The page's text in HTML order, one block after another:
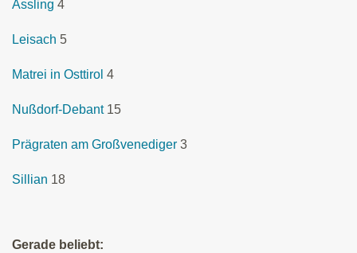
Assling 4
Leisach 5
Matrei in Osttirol 4
Nußdorf-Debant 15
Prägraten am Großvenediger 3
Sillian 18
Gerade beliebt: